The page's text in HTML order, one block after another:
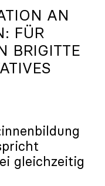
AN
FÜR
BRIGITTE
gleichzeitig